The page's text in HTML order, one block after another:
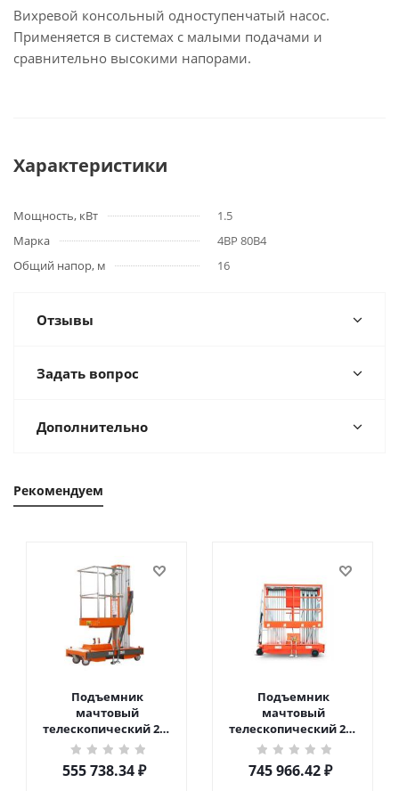
Вихревой консольный одноступенчатый насос.
Применяется в системах с малыми подачами и
сравнительно высокими напорами.
Характеристики
Мощность, кВт
1.5
Марка
4ВР 80В4
Общий напор, м
16
Отзывы
Задать вопрос
Дополнительно
Рекомендуем
Подъемник
мачтовый
телескопический 200
кг 6 м TOR GTWY6-200S
DC 2-мачтовый
(автономный) (G) в
555 738.34₽
Подъемник
мачтовый
телескопический 200
кг 10 м TOR GTWY10-
200S DC 2-мачтовый
(автономный) (N) в
745 966.42₽